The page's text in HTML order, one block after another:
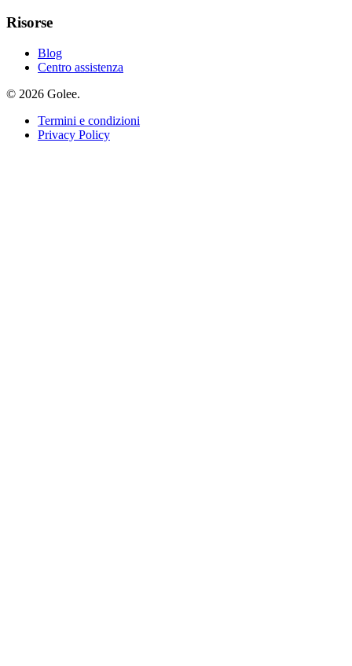
Risorse
Blog
Centro assistenza
© 2026 Golee.
Termini e condizioni
Privacy Policy